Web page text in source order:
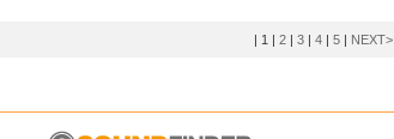
| 1 | 2 | 3 | 4 | 5 | NEXT>